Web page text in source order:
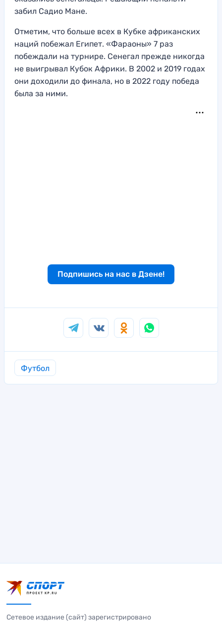
забил Садио Мане.
Отметим, что больше всех в Кубке африканских
наций побежал Египет. «Фараоны» 7 раз
побеждали на турнире. Сенегал прежде никогда
не выигрывал Кубок Африки. В 2002 и 2019 годах
они доходили до финала, но в 2022 году победа
была за ними.
Подпишись на нас в Дзене!
Футбол
Сетевое издание (сайт) зарегистрировано